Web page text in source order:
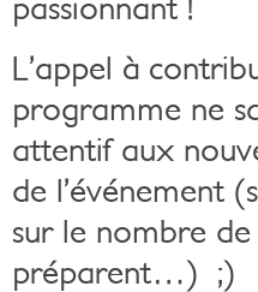
L’appel à
programme ne
attentif aux
de l’événement
sur le nombre de
préparent…) ;)